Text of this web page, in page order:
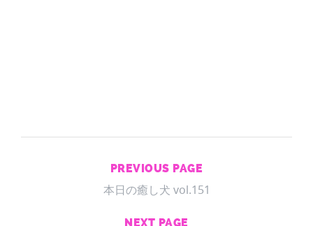
PREVIOUS PAGE
本日の癒し犬 vol.151
NEXT PAGE